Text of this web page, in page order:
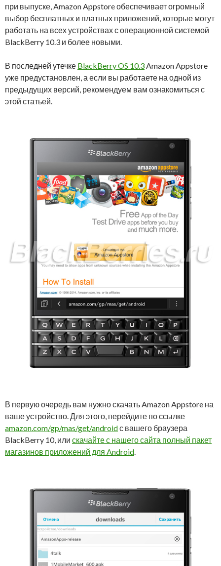
при выпуске, Amazon Appstore обеспечивает огромный
выбор бесплатных и платных приложений, которые могут
работать на всех устройствах с операционной системой
BlackBerry 10.3 и более новыми.
В последней утечке BlackBerry OS 10.3Amazon Appstore
уже предустановлен, а если вы работаете на одной из
предыдущих версий, рекомендуем вам ознакомиться с
этой статьей.
В первую очередь вам нужно скачать Amazon Appstore на
ваше устройство. Для этого, перейдите по ссылке
amazon.com/gp/mas/get/androidс вашего браузера
BlackBerry 10, или скачайте с нашего сайта полный пакет
магазинов приложений для Android